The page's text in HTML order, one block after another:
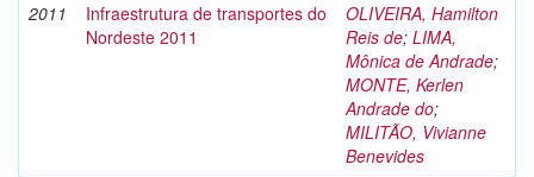
2011
Infraestrutura de transportes do
Nordeste 2011
OLIVEIRA, Hamilton
Reis de; LIMA,
Mônica de Andrade;
MONTE, Kerlen
Andrade do;
MILITÃO, Vivianne
Benevides